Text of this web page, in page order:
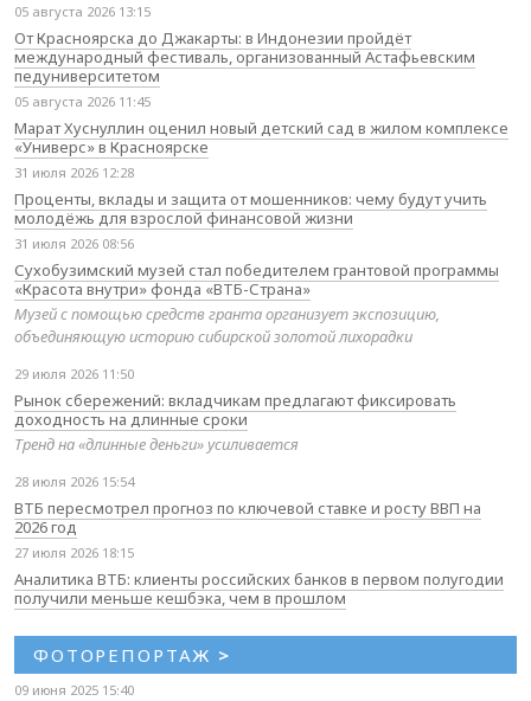
05 августа 2026 13:15
От Красноярска до Джакарты: в Индонезии пройдёт
международный фестиваль, организованный Астафьевским
педуниверситетом
05 августа 2026 11:45
Марат Хуснуллин оценил новый детский сад в жилом комплексе
«Универс» в Красноярске
31 июля 2026 12:28
Проценты, вклады и защита от мошенников: чему будут учить
молодёжь для взрослой финансовой жизни
31 июля 2026 08:56
Сухобузимский музей стал победителем грантовой программы
«Красота внутри» фонда «ВТБ-Страна»
Музей с помощью средств гранта организует экспозицию,
объединяющую историю сибирской золотой лихорадки
29 июля 2026 11:50
Рынок сбережений: вкладчикам предлагают фиксировать
доходность на длинные сроки
Тренд на «длинные деньги» усиливается
28 июля 2026 15:54
ВТБ пересмотрел прогноз по ключевой ставке и росту ВВП на
2026 год
27 июля 2026 18:15
Аналитика ВТБ: клиенты российских банков в первом полугодии
получили меньше кешбэка, чем в прошлом
ФОТОРЕПОРТАЖ >
09 июня 2025 15:40